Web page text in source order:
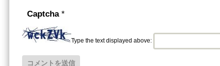
Captcha *
Type the text displayed above: